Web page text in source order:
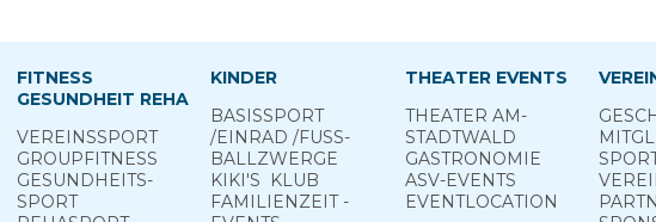
FITNESS
GESUNDHEIT REHA
VEREINS­SPORT
GROUP­FITNESS
GESUNDHEITS­
SPORT
KINDER
BASIS­SPORT
­/EINRAD /­FUSS­
BALL­ZWERGE
KIKI'S ­ KLUB
FAMILIENZEIT -
THEATER EVENTS
THEATER AM­
STADTWALD
GASTRONOMIE
ASV-­EVENTS
EVENTLOCATION